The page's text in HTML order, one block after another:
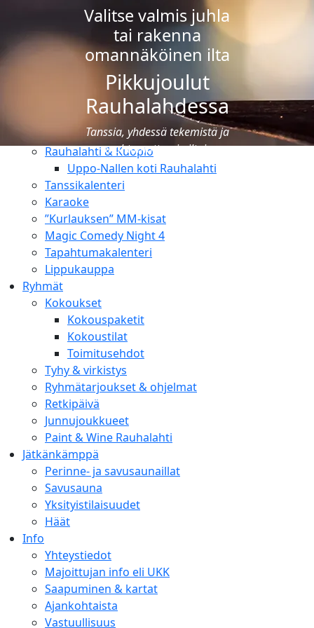
Uimakoulut
Ruokailut
Pikkujoulut
Juhlat & tilausruokailut
Lomaohjelma & luonto
Rauhalahti & Kuopio
Uppo-Nallen koti Rauhalahti
Tanssikalenteri
Karaoke
”Kurlauksen” MM-kisat
Magic Comedy Night 4
Tapahtumakalenteri
Lippukauppa
Ryhmät
Kokoukset
Kokouspaketit
Kokoustilat
Toimitusehdot
Tyhy & virkistys
Ryhmätarjoukset & ohjelmat
Retkipäivä
Junnujoukkueet
Paint & Wine Rauhalahti
Jätkänkämppä
Perinne- ja savusaunaillat
Savusauna
Yksityistilaisuudet
Häät
Info
Yhteystiedot
Majoittujan info eli UKK
Saapuminen & kartat
Ajankohtaista
Vastuullisuus
Valitse valmis juhla
tai rakenna
omannäköinen ilta
Pikkujoulut
Rauhalahdessa
Tanssia, yhdessä tekemistä ja
unohtumattomia iltoja